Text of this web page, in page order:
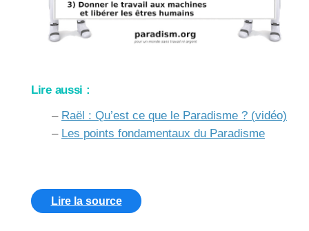
Lire aussi :
– Raël : Qu’est ce que le Paradisme ? (vidéo)
– Les points fondamentaux du Paradisme
Lire la source